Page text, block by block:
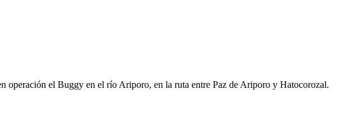
el Buggy en el río Ariporo, en la ruta entre Paz de Ariporo y Hatocorozal.